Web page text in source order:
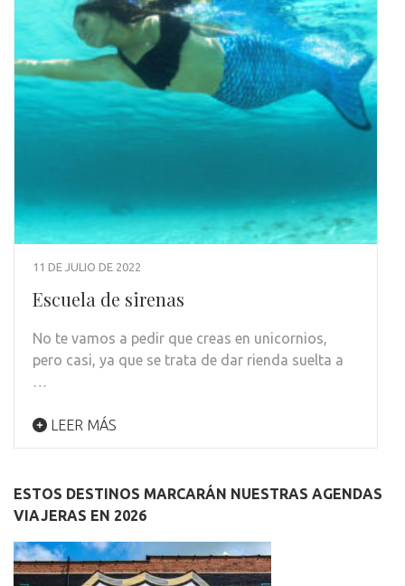
11 DE JULIO DE 2022
Escuela de sirenas
No te vamos a pedir que creas en unicornios,
pero casi, ya que se trata de dar rienda suelta a
…
LEER MÁS
ESTOS DESTINOS MARCARÁN NUESTRAS AGENDAS
VIAJERAS EN 2026